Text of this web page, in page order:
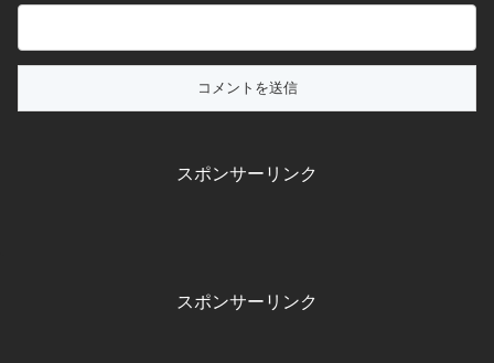
スポンサーリンク
スポンサーリンク